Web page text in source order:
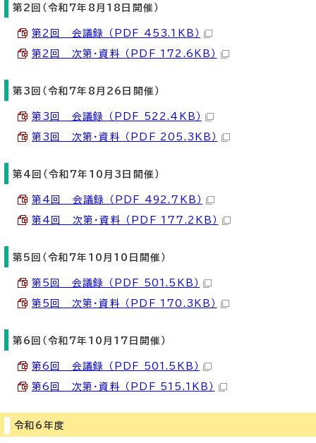
第2回（令和7年8月18日開催）
第2回 会議録 （PDF 453.1KB）
第2回 次第・資料 （PDF 172.6KB）
第3回（令和7年8月26日開催）
第3回 会議録 （PDF 522.4KB）
第3回 次第・資料 （PDF 205.3KB）
第4回（令和7年10月3日開催）
第4回 会議録 （PDF 492.7KB）
第4回 次第・資料 （PDF 177.2KB）
第5回（令和7年10月10日開催）
第5回 会議録 （PDF 501.5KB）
第5回 次第・資料 （PDF 170.3KB）
第6回（令和7年10月17日開催）
第6回 会議録 （PDF 501.5KB）
第6回 次第・資料 （PDF 515.1KB）
令和6年度